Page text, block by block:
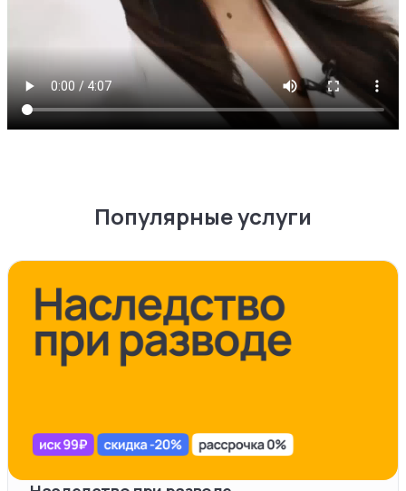
Популярные услуги